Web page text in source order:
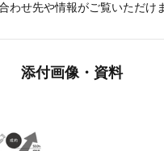
わせ先や情報がご覧いただけ
添付画像・資料